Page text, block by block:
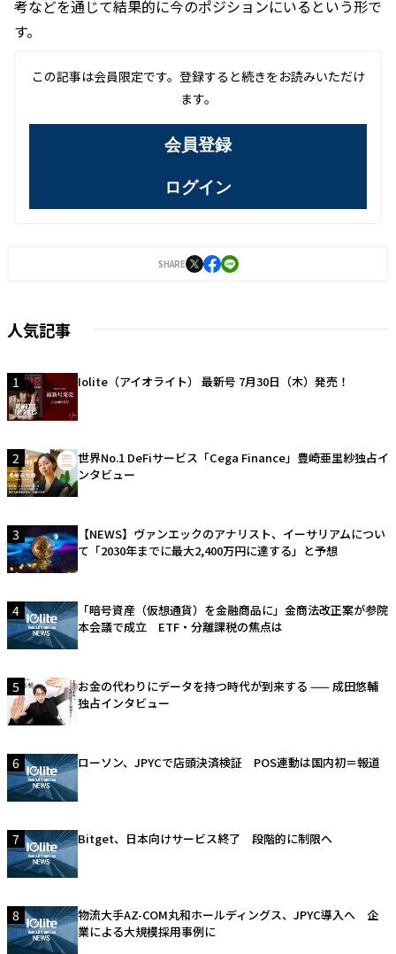
考などを通じて結果的に今のポジションにいるという形で
す。
この記事は会員限定です。登録すると続きをお読みいただけ
ます。
会員登録
ログイン
SHARE
人気記事
1 Iolite（アイオライト） 最新号 7月30日（木）発売！
2
世界No.1 DeFiサービス「Cega Finance」豊崎亜里紗独占イ
ンタビュー
3
【NEWS】ヴァンエックのアナリスト、イーサリアムについ
て「2030年までに最大2,400万円に達する」と予想
4
「暗号資産（仮想通貨）を金融商品に」金商法改正案が参院
本会議で成立 ETF・分離課税の焦点は
5
お金の代わりにデータを持つ時代が到来する —— 成田悠輔
独占インタビュー
6 ローソン、JPYCで店頭決済検証 POS連動は国内初＝報道
7 Bitget、日本向けサービス終了 段階的に制限へ
8
物流大手AZ-COM丸和ホールディングス、JPYC導入へ 企
業による大規模採用事例に